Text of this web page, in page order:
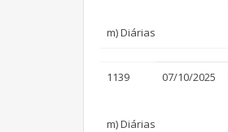
m) Diárias
1139 07/10/2025
m) Diárias